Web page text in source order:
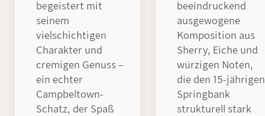
begeistert mit
seinem
vielschichtigen
Charakter und
cremigen Genuss –
ein echter
Campbeltown-
Schatz, der Spaß
beeindruckend
ausgewogene
Komposition aus
Sherry, Eiche und
würzigen Noten,
die den 15-jährigen
Springbank
strukturell stark